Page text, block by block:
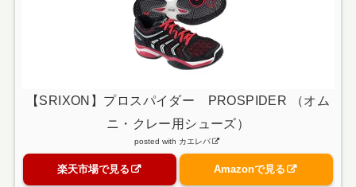
【SRIXON】プロスパイダー PROSPIDER （オム
ニ・クレー用シューズ）
posted with カエレバ
楽天市場で見る Amazonで見る